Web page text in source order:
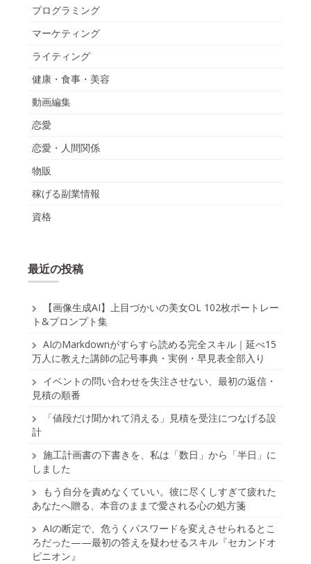
プログラミング
マーケティング
ライティング
健康・食事・美容
動画編集
恋愛
恋愛・人間関係
物販
稼げる副業情報
資格
最近の投稿
【画像生成AI】上目づかいの美女OL 102枚ポートレー
ト&プロンプト集
AIのMarkdownがすらすら読める完全スキル｜延べ15
万人に教えた講師の記号事典・実例・早見表全部入り
イベントの問い合わせを失注させない、最初の返信・
見積の順番
「値段だけ聞かれて消える」見積を受注につなげる設
計
施工計画書の下書きを、私は「数日」から「半日」に
しました
もう自分を責めなくていい。彼に尽くしすぎて疲れた
あなたへ贈る、本音のままで愛される心の処方箋
AIの断定で、危うくパスワードを変えさせられるとこ
ろだった——最初の答えを疑わせるスキル『セカンドオ
ピニオン』